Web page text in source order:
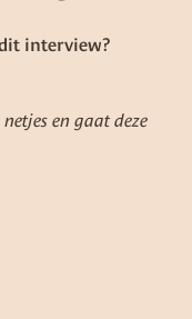
interview?
en gaat deze